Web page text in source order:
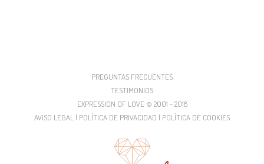
PREGUNTAS FRECUENTES
TESTIMONIOS
EXPRESSION OF LOVE © 2001 - 2018
AVISO LEGAL | POLÍTICA DE PRIVACIDAD | POLÍTICA DE COOKIES